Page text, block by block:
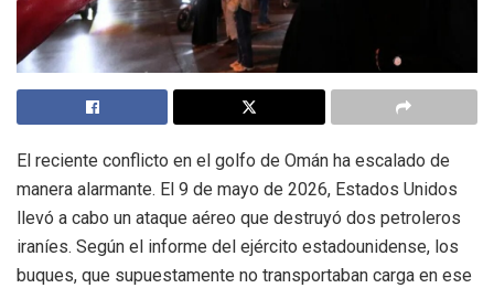
El reciente conflicto en el golfo de Omán ha escalado de
manera alarmante. El 9 de mayo de 2026, Estados Unidos
llevó a cabo un ataque aéreo que destruyó dos petroleros
iraníes. Según el informe del ejército estadounidense, los
buques, que supuestamente no transportaban carga en ese